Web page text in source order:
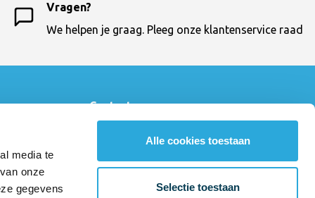
media te
onze
gegevens
Alle cookies toestaan
Selectie toestaan
Vragen?
We helpen je graag. Pleeg onze klantenservice raad
Contactgegevens
Ergokruk
033 - 460 64 10
3812 RN Amersfoort